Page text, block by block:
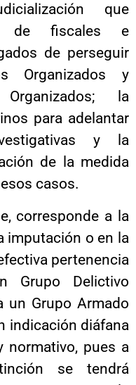
que
de fiscales e
de perseguir
Organizados y
la
para adelantar
y la
de la medida
casos.
corresponde a la
imputación o en la
pertenencia
Grupo Delictivo
un Grupo Armado
indicación diáfana
normativo, pues a
se tendrá